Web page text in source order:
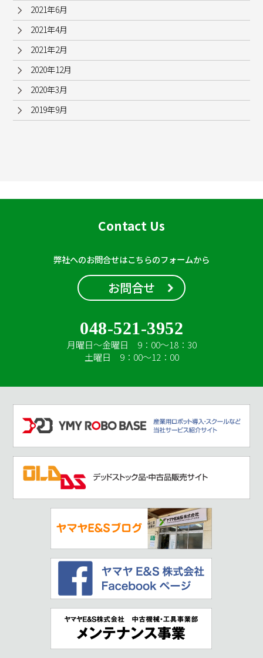
2021年6月
2021年4月
2021年2月
2020年12月
2020年3月
2019年9月
Contact Us
弊社へのお問合せはこちらのフォームから
お問合せ
048-521-3952
月曜日～金曜日 9：00～18：30
土曜日 9：00～12：00